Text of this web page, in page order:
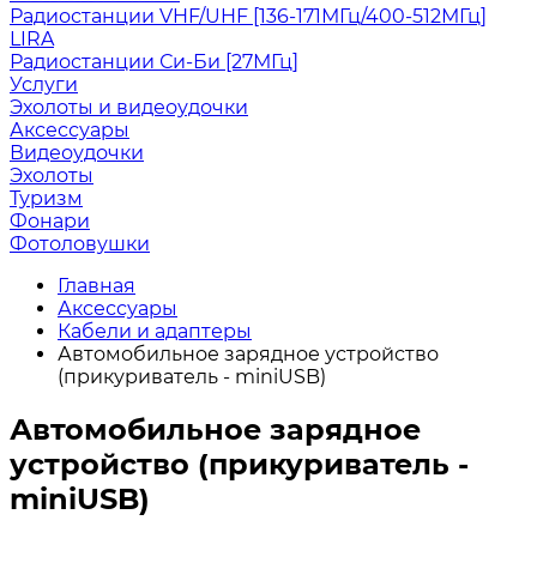
Радиостанции VHF/UHF [136-171МГц/400-512МГц]
LIRA
Радиостанции Си-Би [27МГц]
Услуги
Эхолоты и видеоудочки
Аксессуары
Видеоудочки
Эхолоты
Туризм
Фонари
Фотоловушки
Главная
Аксессуары
Кабели и адаптеры
Автомобильное зарядное устройство
(прикуриватель - miniUSB)
Автомобильное зарядное
устройство (прикуриватель -
miniUSB)